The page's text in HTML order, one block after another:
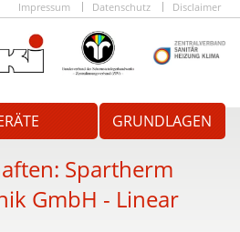
Impressum Datenschutz Disclaimer
GRUNDLAGEN
Spartherm
GmbH - Linear